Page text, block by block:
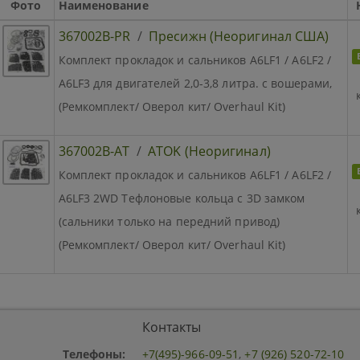
Фото Наименование
367002B-PR / Пресижн (Неоригинал США)
Комплект прокладок и сальников A6LF1 / A6LF2 /
A6LF3 для двигателей 2,0-3,8 литра. с вошерами,
(Ремкомплект/ Оверол кит/ Overhaul Kit)
367002B-AT /ATOK (Неоригинал)
Комплект прокладок и сальников A6LF1 / A6LF2 /
A6LF3 2WD Тефлоновые кольца с 3D замком
(сальники только на передний привод)
(Ремкомплект/ Оверол кит/ Overhaul Kit)
Контакты
Телефоны: +7(495)-966-09-51 ,+7 (926) 520-72-10